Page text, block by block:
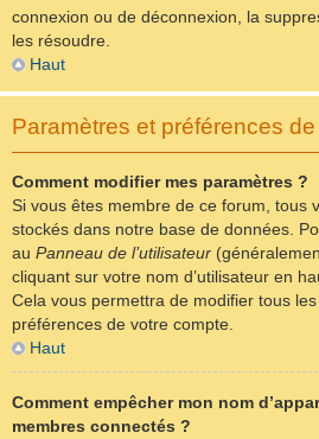
connexion ou de déconnexion, la
les résoudre.
Haut
Paramètres et préférences de
Comment modifier mes paramètres ?
Si vous êtes membre de ce forum, tous
stockés dans notre base de données.
au Panneau de l’utilisateur
cliquant sur votre nom d’utilisateur en
Cela vous permettra de modifier tous
préférences de votre compte.
Haut
Comment empêcher mon nom
membres connectés ?